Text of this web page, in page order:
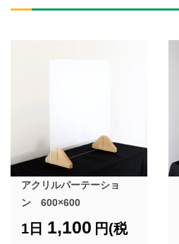
アクリルパーテーショ
ン 600×600
1日 1,100 円(税